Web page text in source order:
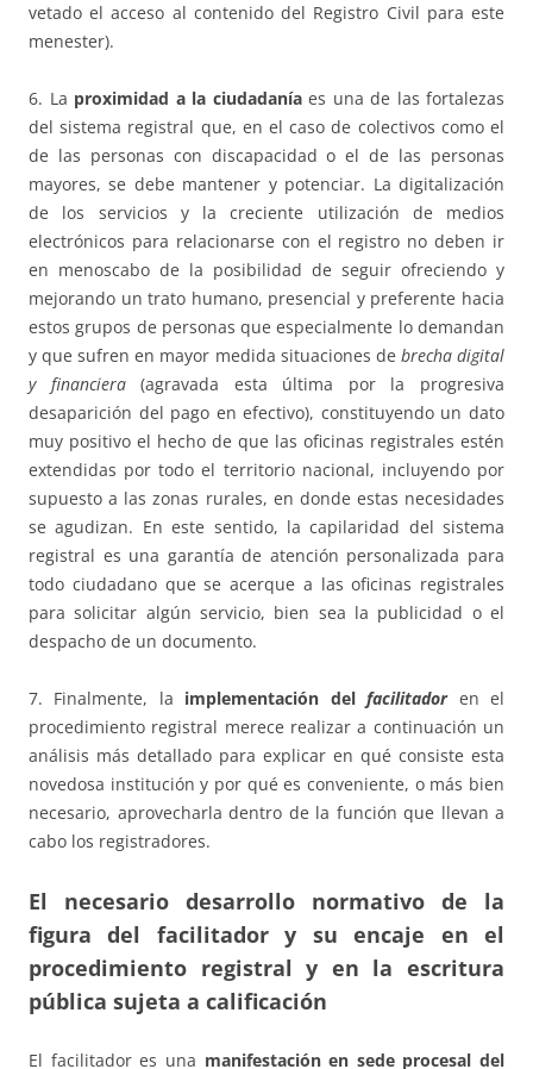
vetado el acceso al contenido del Registro Civil para este
menester).
6. La proximidad a la ciudadaníaes una de las fortalezas
del sistema registral que, en el caso de colectivos como el
de las personas con discapacidad o el de las personas
mayores, se debe mantener y potenciar. La digitalización
de los servicios y la creciente utilización de medios
electrónicos para relacionarse con el registro no deben ir
en menoscabo de la posibilidad de seguir ofreciendo y
mejorando un trato humano, presencial y preferente hacia
estos grupos de personas que especialmente lo demandan
y que sufren en mayor medida situaciones de brecha digital
y financiera(agravada esta última por la progresiva
desaparición del pago en efectivo), constituyendo un dato
muy positivo el hecho de que las oficinas registrales estén
extendidas por todo el territorio nacional, incluyendo por
supuesto a las zonas rurales, en donde estas necesidades
se agudizan. En este sentido, la capilaridad del sistema
registral es una garantía de atención personalizada para
todo ciudadano que se acerque a las oficinas registrales
para solicitar algún servicio, bien sea la publicidad o el
despacho de un documento.
7. Finalmente, la implementación delfacilitador en el
procedimiento registral merece realizar a continuación un
análisis más detallado para explicar en qué consiste esta
novedosa institución y por qué es conveniente, o más bien
necesario, aprovecharla dentro de la función que llevan a
cabo los registradores.
El necesario desarrollo normativo de la
figura del facilitador y su encaje en el
procedimiento registral y en la escritura
pública sujeta a calificación
El facilitador es una manifestación en sede procesal del